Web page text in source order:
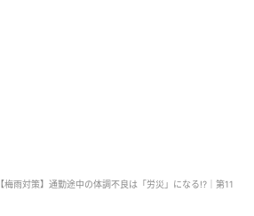
【梅雨対策】通勤途中の体調不良は「労災」になる!?｜第11